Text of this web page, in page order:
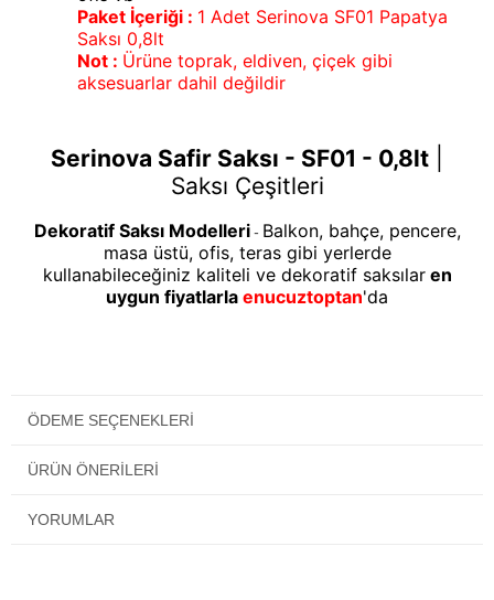
Paket İçeriği : 1 Adet Serinova SF01 Papatya
Saksı 0,8lt
Not : Ürüne toprak, eldiven, çiçek gibi
aksesuarlar dahil değildir
Serinova Safir Saksı - SF01 - 0,8lt
Saksı Çeşitleri
Dekoratif Saksı Modelleri- Balkon, bahçe, pencere,
masa üstü, ofis, teras gibi yerlerde
kullanabileceğiniz kaliteli ve dekoratif saksılaren
uygun fiyatlarla enucuztoptan'da
ÖDEME SEÇENEKLERI
ÜRÜN ÖNERILERI
YORUMLAR